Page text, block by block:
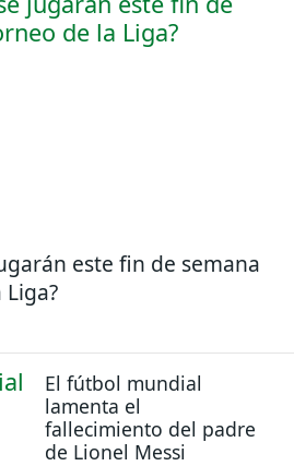
este fin de semana
El fútbol mundial
lamenta el
fallecimiento del padre
de Lionel Messi